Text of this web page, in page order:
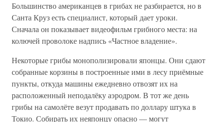
Большинство американцев в грибах не разбирается, но в
Санта Круз есть специалист, который дает уроки.
Сначала он показывает видеофильм грибного места: на
колючей проволоке надпись «Частное владение».
Некоторые грибы монополизировали японцы. Они сдают
собранные корзины в построенные ими в лесу приёмные
пункты, откуда машины ежедневно отвозят их на
расположенный неподалёку аэродром. В тот же день
грибы на самолёте везут продавать по доллару штука в
Токио. Собирать их неяпонцу опасно — могут